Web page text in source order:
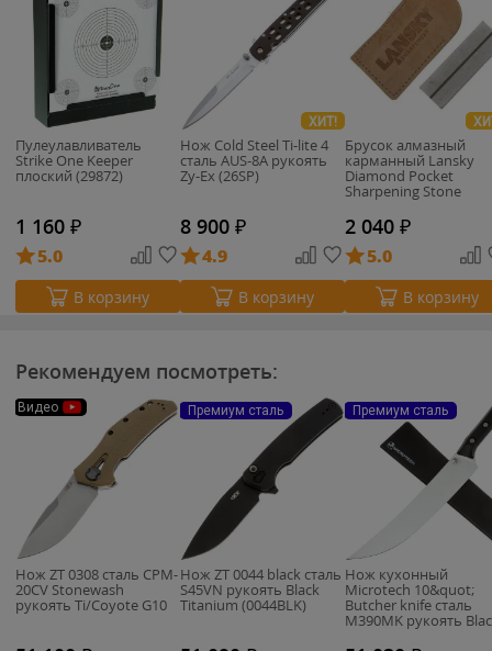
Пулеулавливатель
Strike One Keeper
плоский (29872)
1 160 ₽
5.0
В корзину
ХИТ!
Нож Cold Steel Ti-lite 4
сталь AUS-8A рукоять
Zy-Ex (26SP)
8 900 ₽
4.9
В корзину
Брусок алмазный
карманный Lansky
Diamond Pocket
Sharpening Stone
(LDPST/LS09450)
2 040 ₽
5.0
В корзину
Рекомендуем посмотреть:
Видео
Нож ZT 0308 сталь CPM-
20CV Stonewash
рукоять Ti/Coyote G10
Премиум сталь
Нож ZT 0044 black сталь
S45VN рукоять Black
Titanium (0044BLK)
Премиум сталь
Нож кухонный
Microtech 10&quot;
Butcher knife сталь
M390MK рукоять
G10 (3800-10BK)